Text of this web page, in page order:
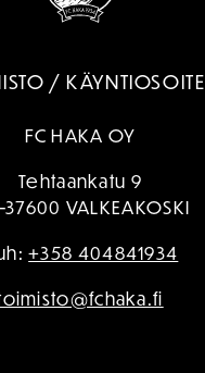
/ KÄYNTIOSOITE
FC HAKA OY
Tehtaankatu 9
37600 VALKEAKOSKI
+358 404841934